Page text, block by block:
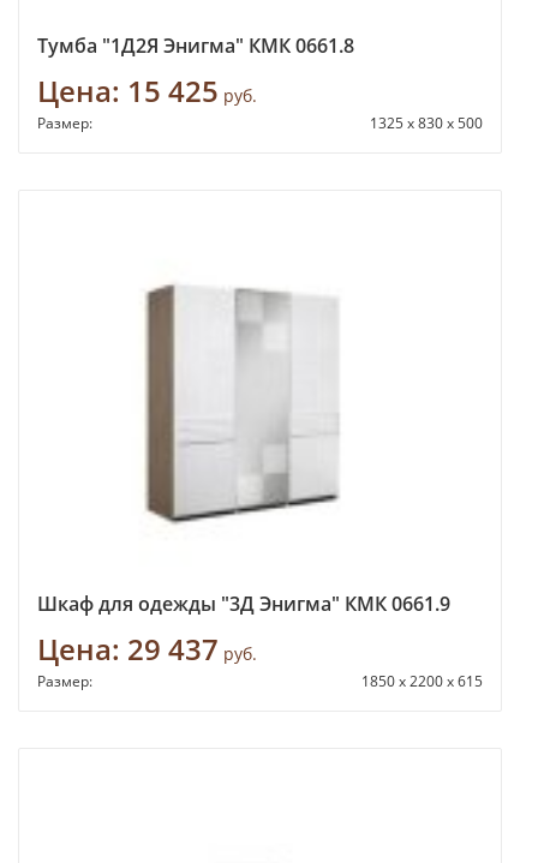
Тумба "1Д2Я Энигма" КМК 0661.8
Цена: 15 425 руб.
Размер: 1325 x 830 x 500
Шкаф для одежды "3Д Энигма" КМК 0661.9
Цена: 29 437 руб.
Размер: 1850 x 2200 x 615